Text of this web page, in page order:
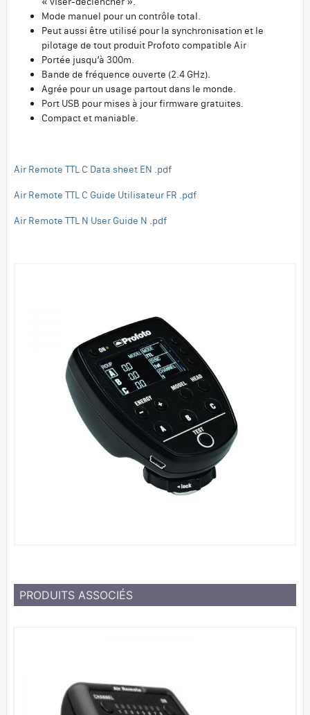
Mode manuel pour un contrôle total.
Peut aussi être utilisé pour la synchronisation et le
pilotage de tout produit Profoto compatible Air
Portée jusqu’à 300m.
Bande de fréquence ouverte (2.4 GHz).
Agrée pour un usage partout dans le monde.
Port USB pour mises à jour firmware gratuites.
Compact et maniable.
Air Remote TTL C Data sheet EN .pdf
Air Remote TTL C Guide Utilisateur FR .pdf
Air Remote TTL N User Guide N .pdf
PRODUITS ASSOCIÉS